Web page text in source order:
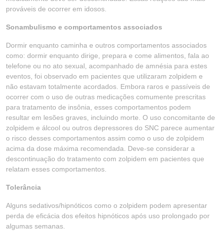
prováveis de ocorrer em idosos.
Sonambulismo e comportamentos associados
Dormir enquanto caminha e outros comportamentos associados
como: dormir enquanto dirige, prepara e come alimentos, fala ao
telefone ou no ato sexual, acompanhado de amnésia para estes
eventos, foi observado em pacientes que utilizaram zolpidem e
não estavam totalmente acordados. Embora raros e passíveis de
ocorrer com o uso de outras medicações comumente prescritas
para tratamento de insônia, esses comportamentos podem
resultar em lesões graves, incluindo morte. O uso concomitante de
zolpidem e álcool ou outros depressores do SNC parece aumentar
o risco desses comportamentos assim como o uso de zolpidem
acima da dose máxima recomendada. Deve-se considerar a
descontinuação do tratamento com zolpidem em pacientes que
relatam esses comportamentos.
Tolerância
Alguns sedativos/hipnóticos como o zolpidem podem apresentar
perda de eficácia dos efeitos hipnóticos após uso prolongado por
algumas semanas.